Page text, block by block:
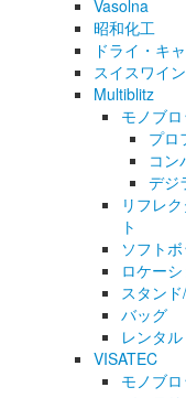
Vasolna
昭和化工
ドライ・キ
スイスワイン
Multiblitz
モノブ
プロ
コン
デジ
リフレ
ト
ソフト
ロケー
スタン
バッグ
レンタル
VISATEC
モノブロ